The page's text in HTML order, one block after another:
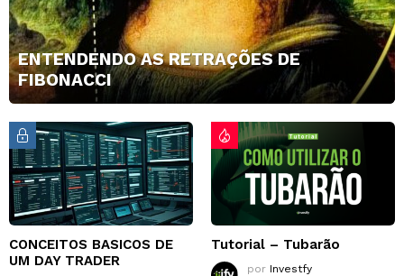
ENTENDENDO AS RETRAÇÕES DE
FIBONACCI
CONCEITOS BASICOS DE
UM DAY TRADER
Tutorial – Tubarão
por Investfy